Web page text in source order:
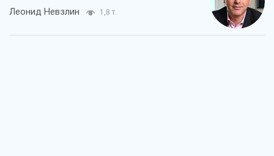
Леонид Невзлин 1,8 т.